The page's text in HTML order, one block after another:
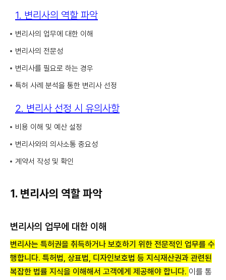
1. 변리사의 역할 파악
변리사의 업무에 대한 이해
변리사의 전문성
변리사를 필요로 하는 경우
특허 사례 분석을 통한 변리사 선정
2. 변리사 선정 시 유의사항
비용 이해 및 예산 설정
변리사와의 의사소통 중요성
계약서 작성 및 확인
1. 변리사의 역할 파악
변리사의 업무에 대한 이해
변리사는 특허권을 취득하거나 보호하기 위한 전문적인 업무를 수
행합니다. 특허법, 상표법, 디자인보호법 등 지식재산권과 관련된
복잡한 법률 지식을 이해해서 고객에게 제공해야 합니다. 이를 통